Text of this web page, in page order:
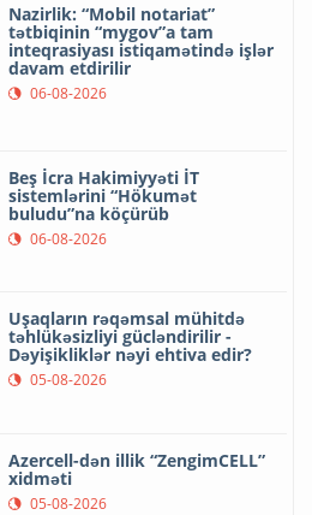
Nazirlik: “Mobil notariat”
tətbiqinin “mygov”a tam
inteqrasiyası istiqamətində işlər
davam etdirilir
06-08-2026
Beş İcra Hakimiyyəti İT
sistemlərini “Hökumət
buludu”na köçürüb
06-08-2026
Uşaqların rəqəmsal mühitdə
təhlükəsizliyi gücləndirilir -
Dəyişikliklər nəyi ehtiva edir?
05-08-2026
Azercell-dən illik “ZengimCELL”
xidməti
05-08-2026